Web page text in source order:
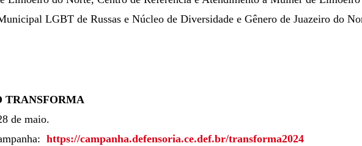
LGBT de Russas e Núcleo de Diversidade e Gênero de Juazeiro do
TRANSFORMA
de maio.
https://campanha.defensoria.ce.def.br/transforma2024